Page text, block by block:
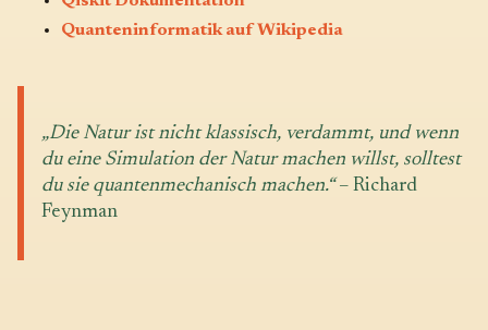
Quanteninformatik auf Wikipedia
„Die Natur ist nicht klassisch, verdammt, und wenn
du eine Simulation der Natur machen willst, solltest
du sie quantenmechanisch machen.“– Richard
Feynman